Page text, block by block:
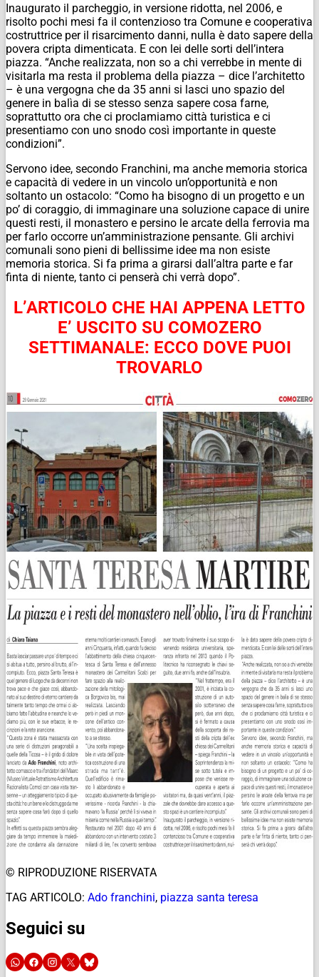
Inaugurato il parcheggio, in versione ridotta, nel 2006, e
risolto pochi mesi fa il contenzioso tra Comune e cooperativa
costruttrice per il risarcimento danni, nulla è dato sapere della
povera cripta dimenticata. E con lei delle sorti dell’intera
piazza. “Anche realizzata, non so a chi verrebbe in mente di
visitarla ma resta il problema della piazza – dice l’architetto
– è una vergogna che da 35 anni si lasci uno spazio del
genere in balìa di se stesso senza sapere cosa farne,
soprattutto ora che ci proclamiamo città turistica e ci
presentiamo con uno snodo così importante in queste
condizioni”.
Servono idee, secondo Franchini, ma anche memoria storica
e capacità di vedere in un vincolo un’opportunità e non
soltanto un ostacolo: “Como ha bisogno di un progetto e un
po’ di coraggio, di immaginare una soluzione capace di unire
questi resti, il monastero e persino le arcate della ferrovia ma
per farlo occorre un’amministrazione pensante. Gli archivi
comunali sono pieni di bellissime idee ma non esiste
memoria storica. Si fa prima a girarsi dall’altra parte e far
finta di niente, tanto ci penserà chi verrà dopo”.
L’ARTICOLO CHE HAI APPENA LETTO
E’ USCITO SU COMOZERO
SETTIMANALE: ECCO DOVE PUOI
TROVARLO
© RIPRODUZIONE RISERVATA
TAG ARTICOLO: Ado franchini, piazza santa teresa
Seguici su